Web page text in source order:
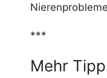
***
Mehr